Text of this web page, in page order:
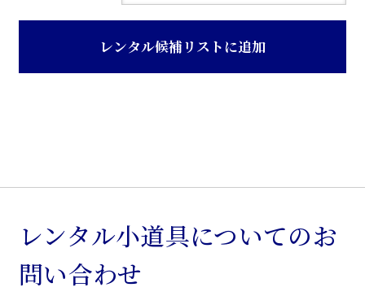
個
レンタル候補リストに追加
レンタル小道具についてのお
問い合わせ